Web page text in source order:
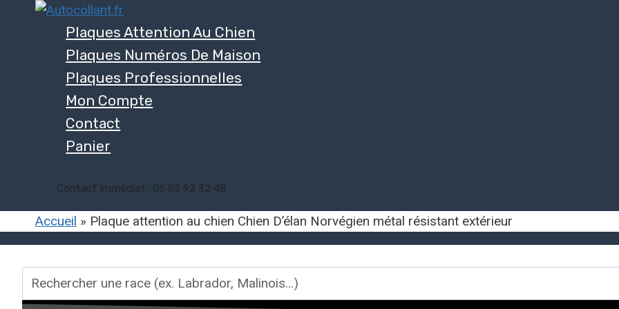
Plaques Attention Au Chien
Plaques Numéros De Maison
Plaques Professionnelles
Mon Compte
Contact
Panier
Contact Immédiat : 06 52 92 32 48
Accueil » Plaque attention au chien Chien D’élan Norvégien métal résistant extérieur
Rechercher